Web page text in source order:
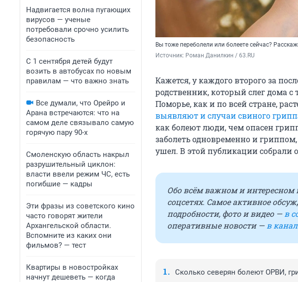
Надвигается волна пугающих
вирусов — ученые
потребовали срочно усилить
безопасность
С 1 сентября детей будут
возить в автобусах по новым
правилам — что важно знать
Все думали, что Орейро и
Арана встречаются: что на
самом деле связывало самую
горячую пару 90-х
Смоленскую область накрыл
разрушительный циклон:
власти ввели режим ЧС, есть
погибшие — кадры
Эти фразы из советского кино
часто говорят жители
Архангельской области.
Вспомните из каких они
фильмов? — тест
Квартиры в новостройках
начнут дешеветь — когда
Вы тоже переболели или болеете сейчас?
Источник: Роман Данилкин / 63.RU
Кажется, у каждого второго за
родственник, который слег дома
Поморье, как и по всей стране,
выявляют и случаи свиного
как болеют люди, чем опасен
заболеть одновременно и
ушел. В этой публикации собрали
Обо всём важном и
соцсетях. Самое активное
подробности, фото и видео — в
оперативные новости — в
Сколько северян болеют ОРВИ,